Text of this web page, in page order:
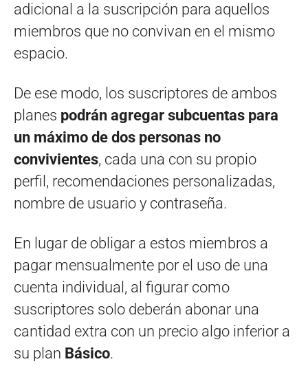
adicional a la suscripción para aquellos
miembros que no convivan en el mismo
espacio.
De ese modo, los suscriptores de ambos
planes podrán agregar subcuentas para
un máximo de dos personas no
convivientes, cada una con su propio
perfil, recomendaciones personalizadas,
nombre de usuario y contraseña.
En lugar de obligar a estos miembros a
pagar mensualmente por el uso de una
cuenta individual, al figurar como
suscriptores solo deberán abonar una
cantidad extra con un precio algo inferior a
su plan Básico.